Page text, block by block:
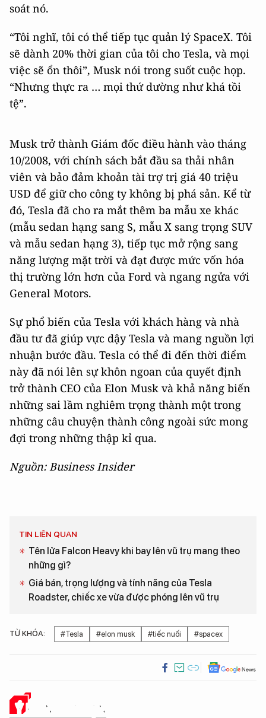
soát nó.
“Tôi nghĩ, tôi có thể tiếp tục quản lý SpaceX. Tôi
sẽ dành 20% thời gian của tôi cho Tesla, và mọi
việc sẽ ổn thôi”, Musk nói trong suốt cuộc họp.
“Nhưng thực ra … mọi thứ dường như khá tồi
tệ”.
Musk trở thành Giám đốc điều hành vào tháng
10/2008, với chính sách bắt đầu sa thải nhân
viên và bảo đảm khoản tài trợ trị giá 40 triệu
USD để giữ cho công ty không bị phá sản. Kể từ
đó, Tesla đã cho ra mắt thêm ba mẫu xe khác
(mẫu sedan hạng sang S, mẫu X sang trọng SUV
và mẫu sedan hạng 3), tiếp tục mở rộng sang
năng lượng mặt trời và đạt được mức vốn hóa
thị trường lớn hơn của Ford và ngang ngửa với
General Motors.
Sự phổ biến của Tesla với khách hàng và nhà
đầu tư đã giúp vực dậy Tesla và mang nguồn lợi
nhuận bước đầu. Tesla có thể đi đến thời điểm
này đã nói lên sự khôn ngoan của quyết định
trở thành CEO của Elon Musk và khả năng biến
những sai lầm nghiêm trọng thành một trong
những câu chuyện thành công ngoài sức mong
đợi trong những thập kỉ qua.
Nguồn: Business Insider
TIN LIÊN QUAN
Tên lửa Falcon Heavy khi bay lên vũ trụ mang theo
những gì?
Giá bán, trọng lượng và tính năng của Tesla
Roadster, chiếc xe vừa được phóng lên vũ trụ
TỪ KHÓA: #Tesla #elon musk #tiếc nuối #spacex
Ý KIẾN CỦA BẠN